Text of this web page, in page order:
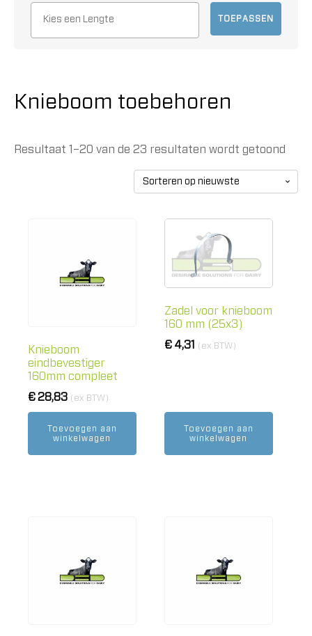
TOEPASSEN
Knieboom toebehoren
Resultaat 1–20 van de 23 resultaten wordt getoond
op
Knieboom
eindbevestiger
160mm compleet
€28,83 (ex BTW)
Toevoegen aan
winkelwagen
Zadel voor knieboom
160 mm (25x3)
€4,31 (ex BTW)
Toevoegen aan
winkelwagen